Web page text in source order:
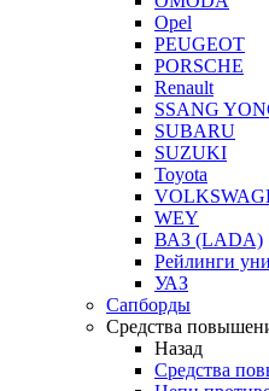
Opel
PEUGEOT
PORSCHE
Renault
SSANG
SUBARU
SUZUKI
Toyota
WEY
ВАЗ (LADA)
Рейлинги
УАЗ
Сапборды
Средства
Назад
Средства